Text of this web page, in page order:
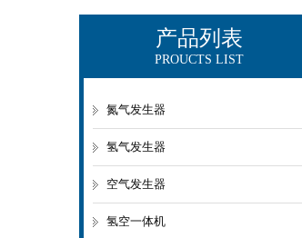
产品列表
PROUCTS LIST
氮气发生器
氢气发生器
空气发生器
氢空一体机